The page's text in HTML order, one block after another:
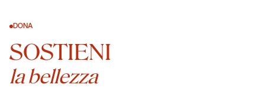
DONA
SOSTIENI
la bellezza